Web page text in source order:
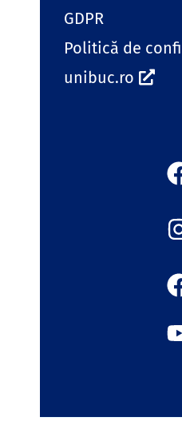
GDPR
Politică de
unibuc.ro